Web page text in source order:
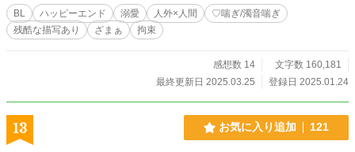
BL ハッピーエンド 溺愛 人外×人間
♡喘ぎ/濁音喘ぎ
残酷な描写あり
ざまぁ 拘束
感想数 14
文字数 160,181
最終更新日 2025.03.25
登録日 2025.01.24
13 お気に入り追加 121